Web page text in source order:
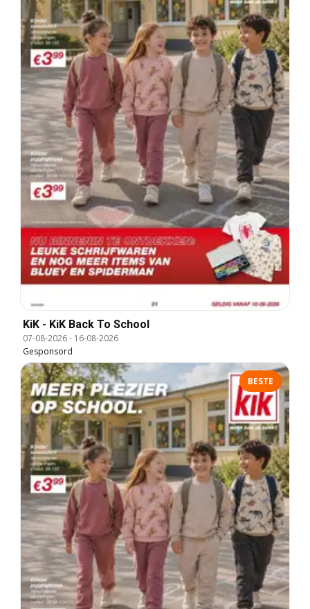
KiK - KiK Back To School
07-08-2026- 16-08-2026
Gesponsord
BESTE